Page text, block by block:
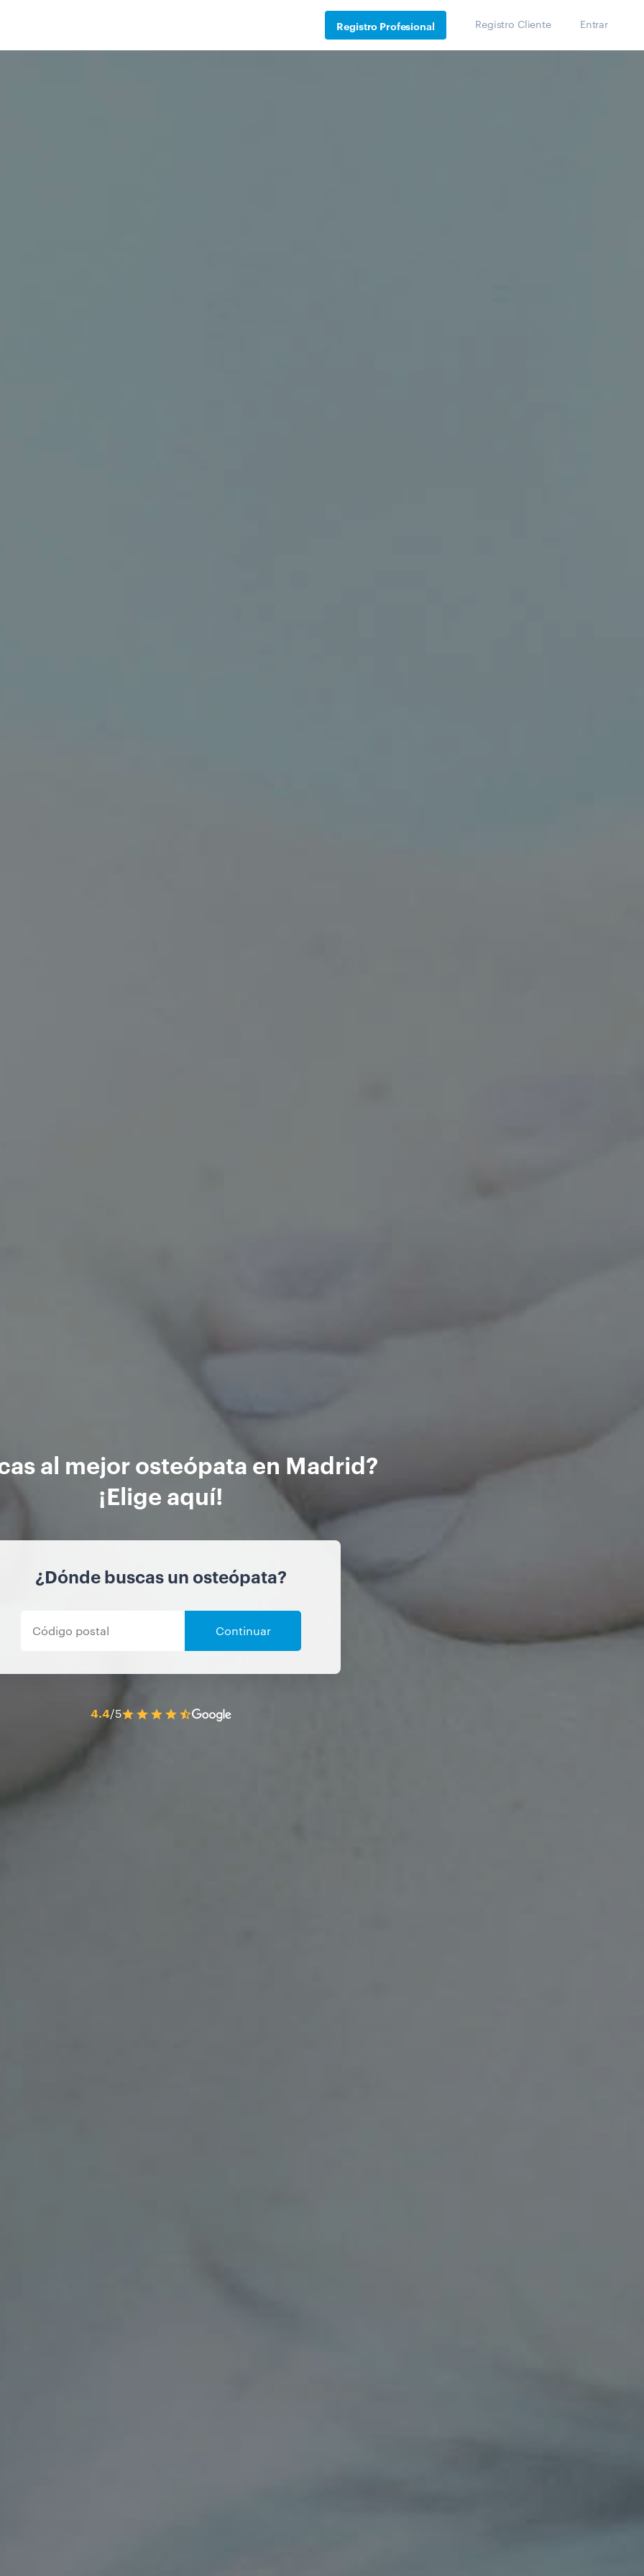
Registro Profesional Registro Cliente Entrar
al mejor osteópata en Madrid?
¡Elige aquí!
¿Dónde buscas un osteópata?
Continuar
4.4/5